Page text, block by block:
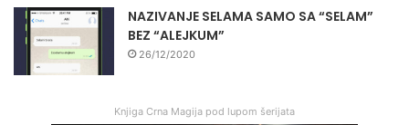
NAZIVANJE SELAMA SAMO SA “SELAM”
BEZ “ALEJKUM”
26/12/2020
Knjiga Crna Magija pod lupom šerijata